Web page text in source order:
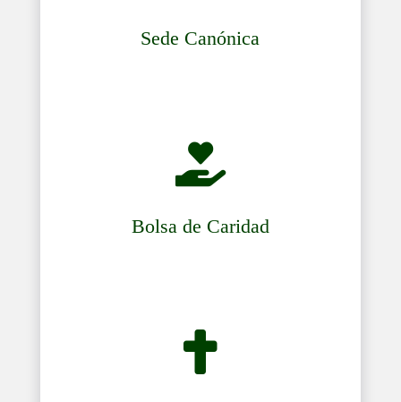
Sede Canónica

Bolsa de Caridad
